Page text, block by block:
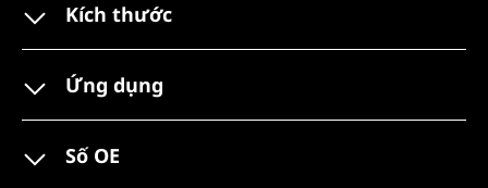
Kích thước
Ứng dụng
Số OE